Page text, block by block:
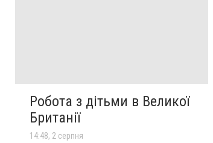
Робота з дітьми в Великої
Британії
14:48, 2 серпня